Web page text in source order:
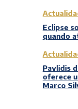
Eclipse
quando
Pavlidis
oferece
Marco